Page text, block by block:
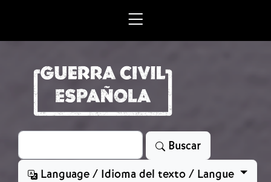
Search
Buscar
Language / Idioma del texto / Langue